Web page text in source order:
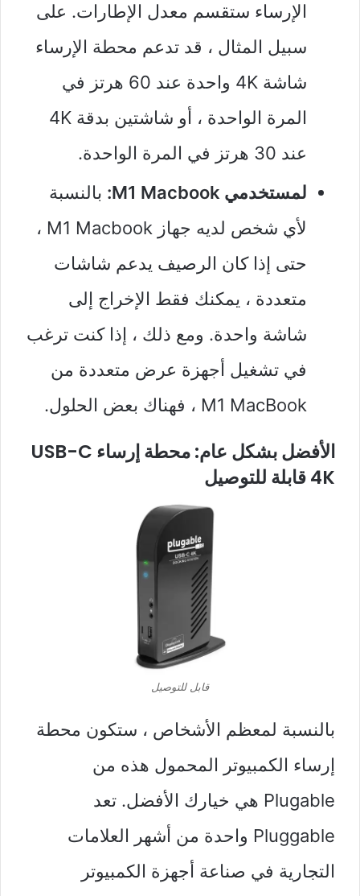
الإرساء ستقسم معدل الإطارات. على
سبيل المثال ، قد تدعم محطة الإرساء
شاشة 4K واحدة عند 60 هرتز في
المرة الواحدة ، أو شاشتين بدقة 4K
عند 30 هرتز في المرة الواحدة.
لمستخدمي M1 Macbook:
بالنسبة
لأي شخص لديه جهاز M1 Macbook ،
حتى إذا كان الرصيف يدعم شاشات
متعددة ، يمكنك فقط الإخراج إلى
شاشة واحدة. ومع ذلك ، إذا كنت ترغب
في تشغيل أجهزة عرض متعددة من
M1 MacBook ، فهناك بعض الحلول.
الأفضل بشكل عام: محطة إرساء USB-C
4K قابلة للتوصيل
قابل للتوصيل
بالنسبة لمعظم الأشخاص ، ستكون محطة
إرساء الكمبيوتر المحمول هذه من
Plugable هي خيارك الأفضل. تعد
Pluggable واحدة من أشهر العلامات
التجارية في صناعة أجهزة الكمبيوتر